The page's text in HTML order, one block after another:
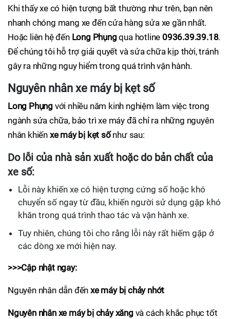
Khi thấy xe có hiện tượng bất thường như trên, bạn nên
nhanh chóng mang xe đến cửa hàng sửa xe gần nhất.
Hoặc liên hệ đến Long Phụngqua hotline 0936.39.39.18.
Để chúng tôi hỗ trợ giải quyết và sửa chữa kịp thời, tránh
gây ra những nguy hiểm trong quá trình vận hành.
Nguyên nhân xe máy bị kẹt số
Long Phụng với nhiều năm kinh nghiệm làm việc trong
ngành sửa chữa, bảo trì xe máy đã chỉ ra những nguyên
nhân khiến xe máy bị kẹt sốnhư sau:
Do lỗi của nhà sản xuất hoặc do bản chất của
xe số:
Lỗi này khiến xe có hiện tượng cứng số hoặc khó
chuyển số ngay từ đầu, khiến người sử dụng gặp khó
khăn trong quá trình thao tác và vận hành xe.
Tuy nhiên, chúng tôi cho rằng lỗi này rất hiếm gặp ở
các dòng xe mới hiện nay.
>>>Cập nhật ngay:
Nguyên nhân dẫn đến xe máy bị chảy nhớt
Nguyên nhân xe máy bị chảy xăng và cách khắc phục tốt